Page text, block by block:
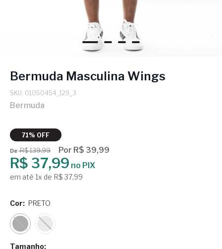
Bermuda Masculina Wings
SKU: 01050454_129_3
Bermuda
71% OFF
DeR$ 139,99 Por R$ 39,99
R$ 37,99 no PIX
em até 1x de R$ 37,99
Tamanho:
Cor: PRETO